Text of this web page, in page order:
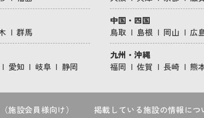
群馬
愛知 岐阜 静岡
中国・四国
鳥取
島根 岡山 広
九州・沖縄
福岡
佐賀 長崎 熊
施設会員様向け） 掲載している施設の情報につ